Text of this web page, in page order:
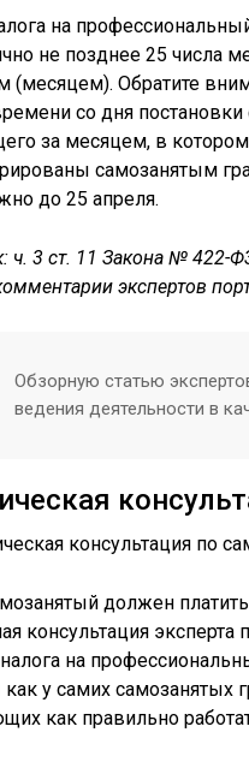
на
не позднее 25 числа
(месяцем). Обратите
со дня
за месяцем, в котором
самозанятым
до 25 апреля.
ч. 3 ст. 11 Закона № 422-
экспертов
Обзорную статью
ведения деятельности в
должен
консультация эксперта
на
у самих самозанятых
как правильно